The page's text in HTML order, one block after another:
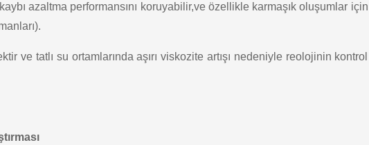
azaltma performansını koruyabilir,ve özellikle karmaşık oluşumlar için
ve tatlı su ortamlarında aşırı viskozite artışı nedeniyle reolojinin kontrol